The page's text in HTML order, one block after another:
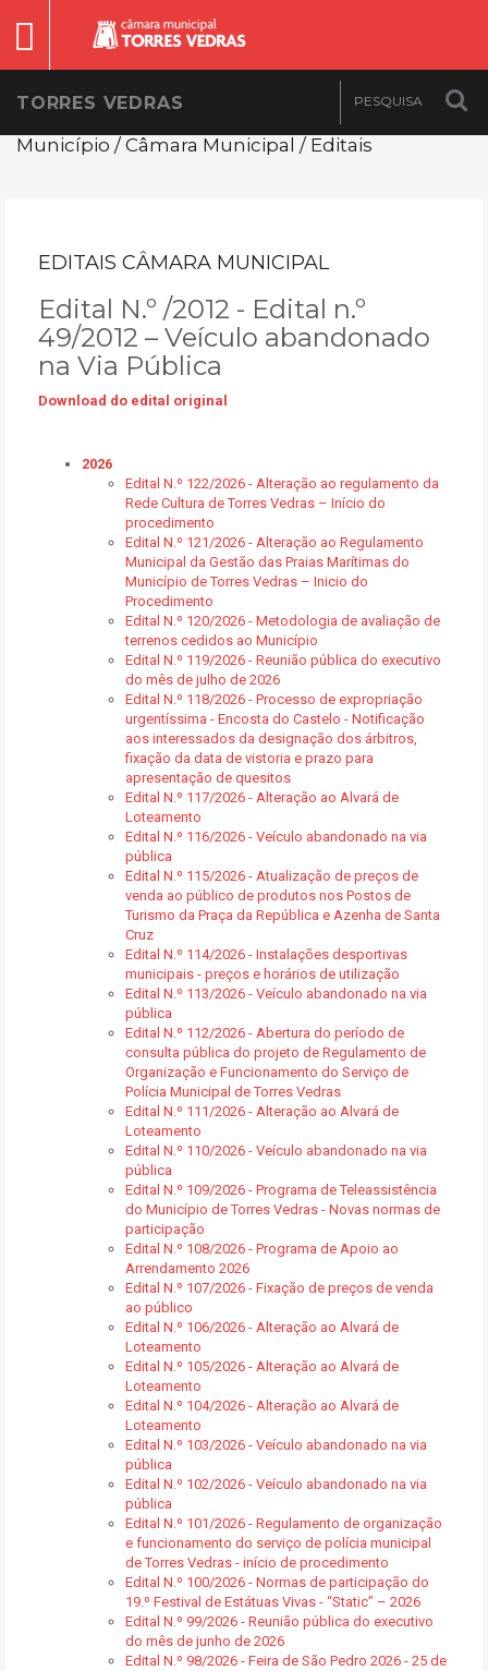
TORRES VEDRAS
Município / Câmara Municipal / Editais
EDITAIS CÂMARA MUNICIPAL
Edital N.º /2012 - Edital n.º
49/2012 – Veículo abandonado
na Via Pública
Download do edital original
2026
Edital N.º 122/2026 - Alteração ao regulamento da
Rede Cultura de Torres Vedras – Início do
procedimento
Edital N.º 121/2026 - Alteração ao Regulamento
Municipal da Gestão das Praias Marítimas do
Município de Torres Vedras – Inicio do
Procedimento
Edital N.º 120/2026 - Metodologia de avaliação de
terrenos cedidos ao Município
Edital N.º 119/2026 - Reunião pública do executivo
do mês de julho de 2026
Edital N.º 118/2026 - Processo de expropriação
urgentíssima - Encosta do Castelo - Notificação
aos interessados da designação dos árbitros,
fixação da data de vistoria e prazo para
apresentação de quesitos
Edital N.º 117/2026 - Alteração ao Alvará de
Loteamento
Edital N.º 116/2026 - Veículo abandonado na via
pública
Edital N.º 115/2026 - Atualização de preços de
venda ao público de produtos nos Postos de
Turismo da Praça da República e Azenha de Santa
Cruz
Edital N.º 114/2026 - Instalações desportivas
municipais - preços e horários de utilização
Edital N.º 113/2026 - Veículo abandonado na via
pública
Edital N.º 112/2026 - Abertura do período de
consulta pública do projeto de Regulamento de
Organização e Funcionamento do Serviço de
Polícia Municipal de Torres Vedras
Edital N.º 111/2026 - Alteração ao Alvará de
Loteamento
Edital N.º 110/2026 - Veículo abandonado na via
pública
Edital N.º 109/2026 - Programa de Teleassistência
do Município de Torres Vedras - Novas normas de
participação
Edital N.º 108/2026 - Programa de Apoio ao
Arrendamento 2026
Edital N.º 107/2026 - Fixação de preços de venda
ao público
Edital N.º 106/2026 - Alteração ao Alvará de
Loteamento
Edital N.º 105/2026 - Alteração ao Alvará de
Loteamento
Edital N.º 104/2026 - Alteração ao Alvará de
Loteamento
Edital N.º 103/2026 - Veículo abandonado na via
pública
Edital N.º 102/2026 - Veículo abandonado na via
pública
Edital N.º 101/2026 - Regulamento de organização
e funcionamento do serviço de polícia municipal
de Torres Vedras - início de procedimento
Edital N.º 100/2026 - Normas de participação do
19.º Festival de Estátuas Vivas - “Static” – 2026
Edital N.º 99/2026 - Reunião pública do executivo
do mês de junho de 2026
Edital N.º 98/2026 - Feira de São Pedro 2026 - 25 de